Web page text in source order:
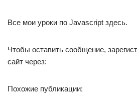
Все мои уроки по Javascript здесь.
Чтобы оставить сообщение,
сайт через:
Похожие публикации: